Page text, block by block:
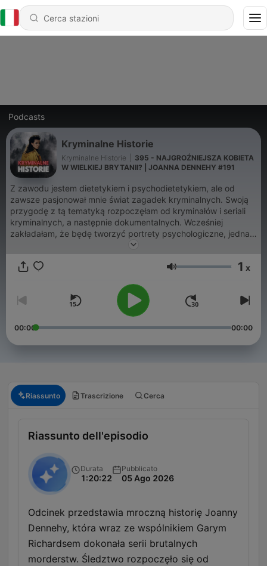
Podcasts
Kryminalne Historie
Kryminalne Historie
395 - NAJGROŹNIEJSZA KOBIETA
W WIELKIEJ BRYTANII? | JOANNA DENNEHY #191
Z zawodu jestem dietetykiem i psychodietetykiem, ale od
zawsze pasjonował mnie świat zagadek kryminalnych. Swoją
przygodę z tą tematyką rozpoczęłam od kryminałów i seriali
kryminalnych, a następnie dokumentalnych. Wcześniej
zakładałam, że będę tworzyć portrety psychologiczne, jednak
los zdecydował inaczej, choć, czy aby na pewno? ;) W odcinki
sami! Zapraszam do słuchania :)
Volume 1 x
00:00 00:00
Riassunto Trascrizione Cerca
Riassunto dell'episodio
Durata
1:20:22
Pubblicato
05 Ago 2026
Odcinek przedstawia mroczną historię Joanny
Dennehy, która wraz ze wspólnikiem Garym
Richardsem dokonała serii brutalnych
morderstw. Śledztwo rozpoczęło się od